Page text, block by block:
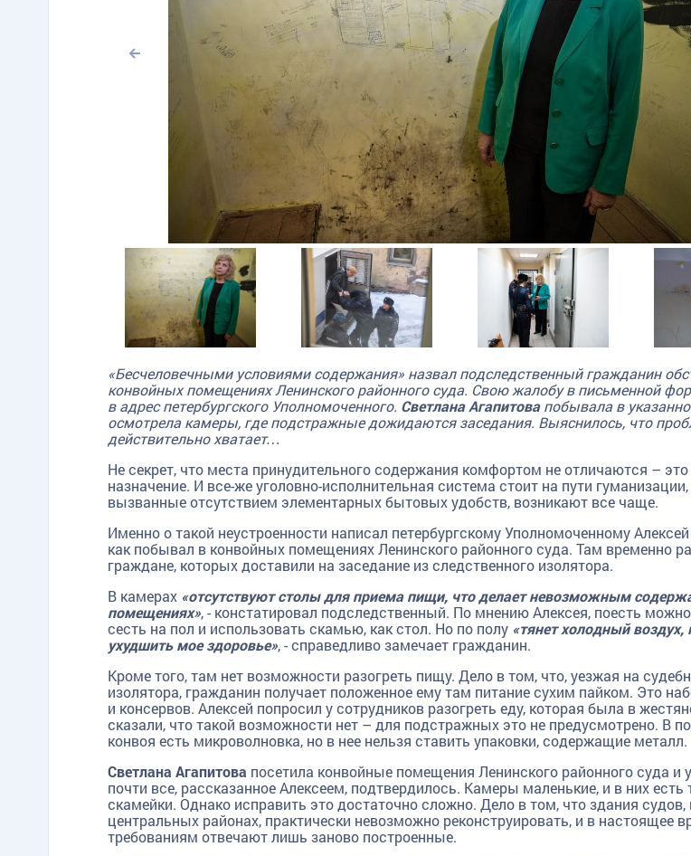
«Бесчеловечными условиями содержания» назвал подследственный гражданин
конвойных помещениях Ленинского районного суда. Свою жалобу в письменной
в адрес петербургского Уполномоченного. Светлана Агапитовапобывала в
осмотрела камеры, где подстражные дожидаются заседания. Выяснилось, что
действительно хватает…
Не секрет, что места принудительного содержания комфортом не отличаются – это
назначение. И все-же уголовно-исполнительная система стоит на пути гуманизации,
вызванные отсутствием элементарных бытовых удобств, возникают все чаще.
Именно о такой неустроенности написал петербургскому Уполномоченному
как побывал в конвойных помещениях Ленинского районного суда. Там временно
граждане, которых доставили на заседание из следственного изолятора.
В камерах «отсутствуют столы для приема пищи, что делает невозможным
помещениях», - констатировал подследственный. По мнению Алексея, поесть
сесть на пол и использовать скамью, как стол. Но по полу «тянет холодный
ухудшить мое здоровье», - справедливо замечает гражданин.
Кроме того, там нет возможности разогреть пищу. Дело в том, что, уезжая на
изолятора, гражданин получает положенное ему там питание сухим пайком. Это
и консервов. Алексей попросил у сотрудников разогреть еду, которая была в
сказали, что такой возможности нет – для подстражных это не предусмотрено. В
конвоя есть микроволновка, но в нее нельзя ставить упаковки, содержащие металл.
Светлана Агапитова посетила конвойные помещения Ленинского районного суда и
почти все, рассказанное Алексеем, подтвердилось. Камеры маленькие, и в них есть
скамейки. Однако исправить это достаточно сложно. Дело в том, что здания
центральных районах, практически невозможно реконструировать, и в настоящее
требованиям отвечают лишь заново построенные.